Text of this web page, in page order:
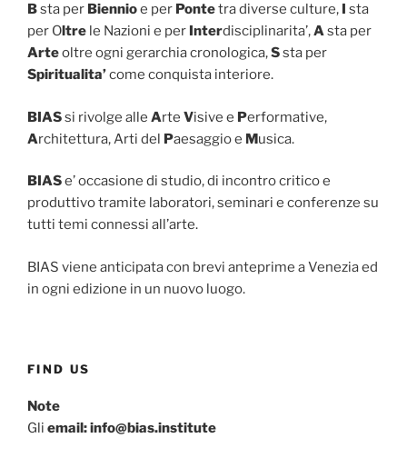
Bsta per Biennioe per Pontetra diverse culture,
sta
per O ltre le Nazioni e per Interdisciplinarita’,Asta per
Arteoltre ogni gerarchia cronologica,Ssta per
Spiritualita’come conquista interiore.
BIASsi rivolge alle Arte Visive e Performative,
Architettura, Arti del Paesaggio e Musica.
BIASe’ occasione di studio, di incontro critico e
produttivo tramite laboratori, seminari e conferenze su
tutti temi connessi all’arte.
BIAS viene anticipata con brevi anteprime a Venezia ed
in ogni edizione in un nuovo luogo.
FIND US
Note
Gli email: info@bias.institute